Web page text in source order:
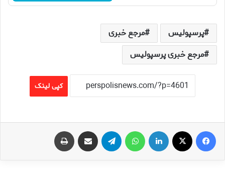
پرسپولیس
مرجع خبری
مرجع خبری پرسپولیس
کپی لینک
فیس بوک لینکدین تلگرام اشتراک گذاری از طریق ایمیل